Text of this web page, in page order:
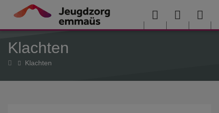
Overslaan en naar de inhoud gaan
Menu User
Klachten
HomeKlachten